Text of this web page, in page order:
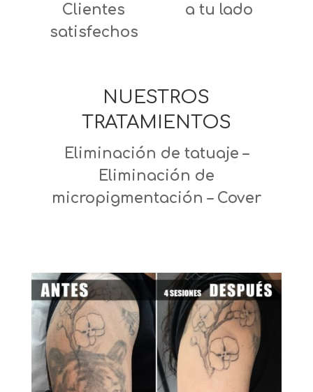
Clientes
satisfechos
a tu lado
NUESTROS
TRATAMIENTOS
Eliminación de tatuaje –
Eliminación de
micropigmentación – Cover